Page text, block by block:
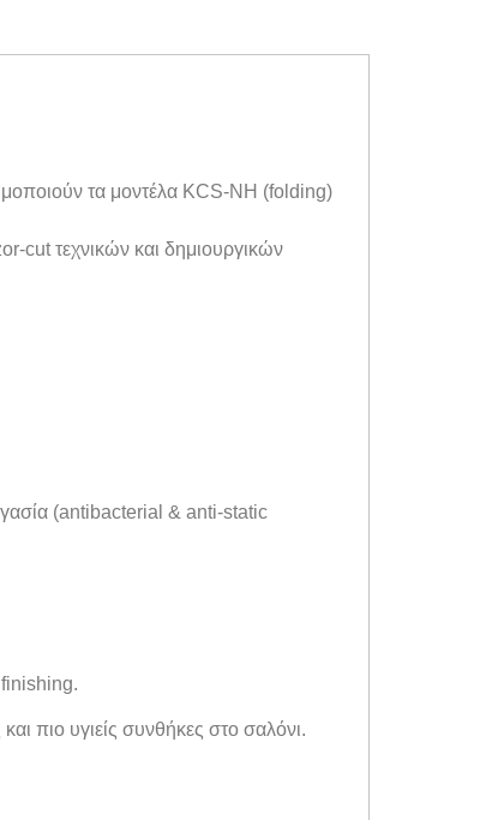
τα μοντέλα KCS-NH (folding)
cut τεχνικών και δημιουργικών
(antibacterial & anti-static
finishing.
πιο υγιείς συνθήκες στο σαλόνι.